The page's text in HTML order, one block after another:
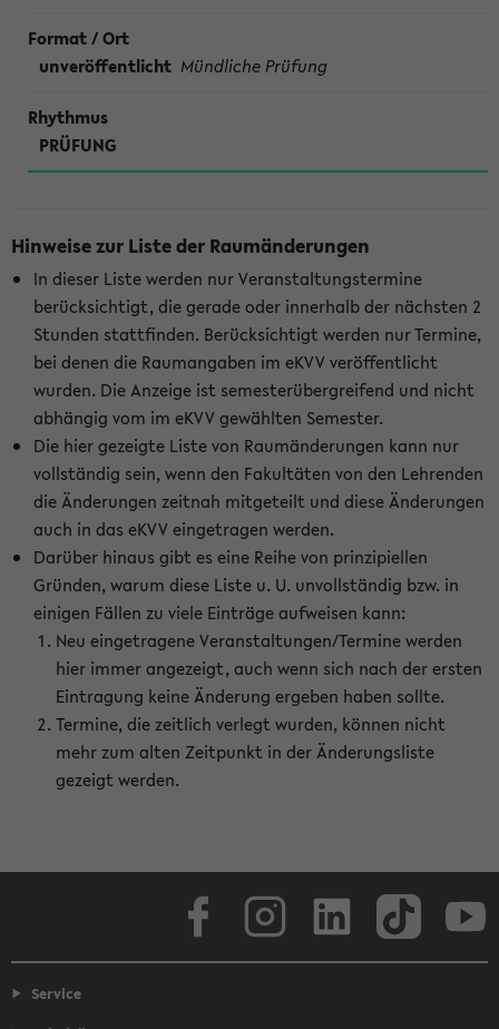
unveröffentlicht Mündliche Prüfung
PRÜFUNG
Hinweise zur Liste der Raumänderungen
In dieser Liste werden nur Veranstaltungstermine
berücksichtigt, die gerade oder innerhalb der nächsten 2
Stunden stattfinden. Berücksichtigt werden nur Termine,
bei denen die Raumangaben im eKVV veröffentlicht
wurden. Die Anzeige ist semesterübergreifend und nicht
abhängig vom im eKVV gewählten Semester.
Die hier gezeigte Liste von Raumänderungen kann nur
vollständig sein, wenn den Fakultäten von den Lehrenden
die Änderungen zeitnah mitgeteilt und diese Änderungen
auch in das eKVV eingetragen werden.
Darüber hinaus gibt es eine Reihe von prinzipiellen
Gründen, warum diese Liste u. U. unvollständig bzw. in
einigen Fällen zu viele Einträge aufweisen kann:
Neu eingetragene Veranstaltungen/Termine werden
hier immer angezeigt, auch wenn sich nach der ersten
Eintragung keine Änderung ergeben haben sollte.
Termine, die zeitlich verlegt wurden, können nicht
mehr zum alten Zeitpunkt in der Änderungsliste
gezeigt werden.
Service